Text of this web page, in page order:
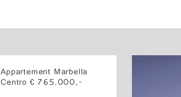
Appartement Marbella
Centro € 765.000,-